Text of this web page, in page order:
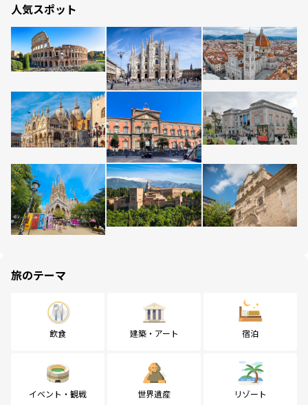
人気スポット
旅のテーマ
飲食 建築・アート 宿泊
イベント・観戦 世界遺産 リゾート